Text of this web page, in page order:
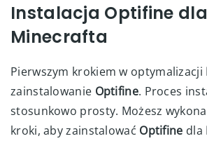
Instalacja Optifine dla
Minecrafta
Pierwszym krokiem w optymalizacji
zainstalowanie Optifine. Proces
stosunkowo prosty. Możesz
kroki, aby zainstalować Optifine dla